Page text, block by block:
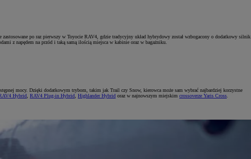
po raz pierwszy w Toyocie RAV4, gdzie tradycyjny układ hybrydowy został wzbogacony o dodatkowy silnik
z napędem na przód i taką samą ilością miejsca w kabinie oraz w bagażniku.
mocy. Dzięki dodatkowym trybom, takim jak Trail czy Snow, kierowca może sam wybrać najbardziej korzystne
Hybrid RAV4 Plug-in Hybrid Highlander Hybrid oraz w najnowszym miejskim crossoverze Yaris Cross